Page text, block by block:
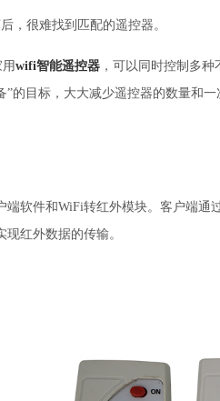
，很难找到匹配的遥控器。
用wifi智能遥控器 ，可以同时控制多
”的目标，大大减少遥控器的数量和
端软件和WiFi转红外模块。客户端
红外数据的传输。